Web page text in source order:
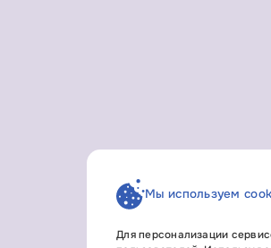
Мы используем
Для персонализации